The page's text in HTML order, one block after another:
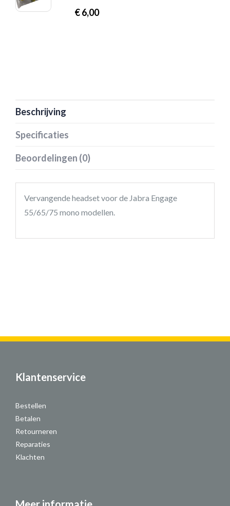
€6,00
Beschrijving
Specificaties
Beoordelingen (0)
Vervangende headset voor de Jabra Engage
55/65/75 mono modellen.
Klantenservice
Bestellen
Betalen
Retourneren
Reparaties
Klachten